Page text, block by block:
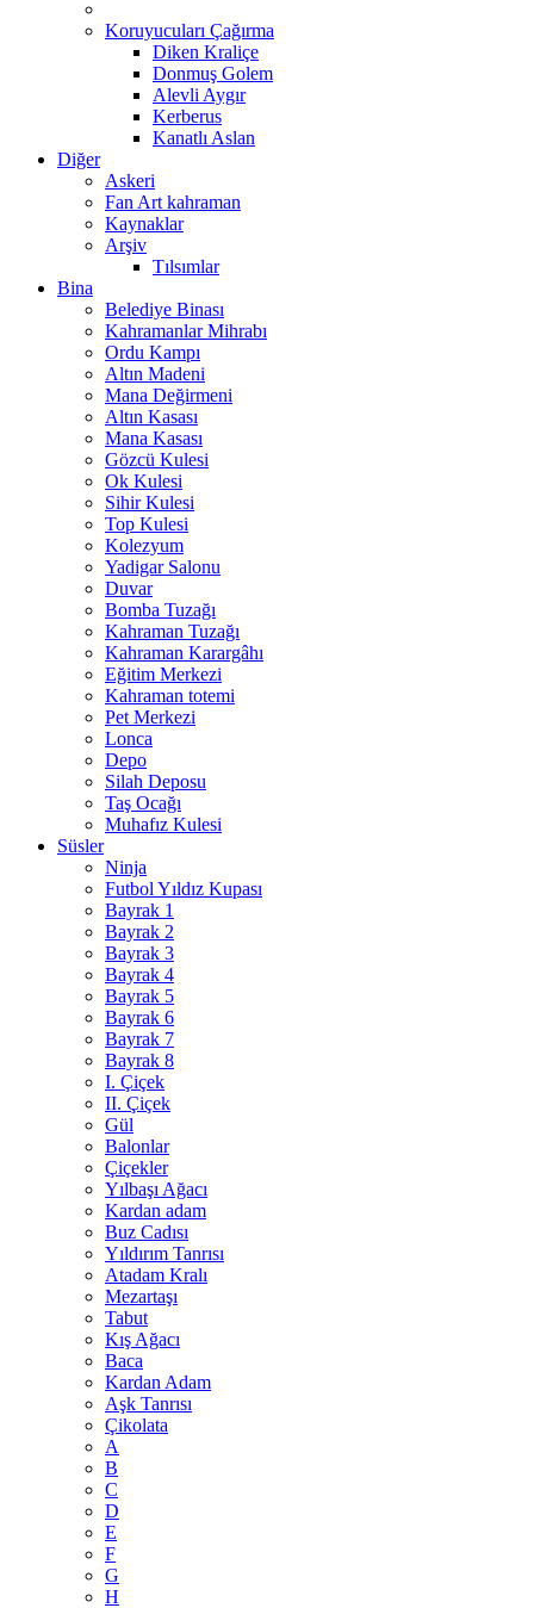
Koruyucuları Çağırma
Diken Kraliçe
Donmuş Golem
Alevli Aygır
Kerberus
Kanatlı Aslan
Diğer
Askeri
Fan Art kahraman
Kaynaklar
Arşiv
Tılsımlar
Bina
Belediye Binası
Kahramanlar Mihrabı
Ordu Kampı
Altın Madeni
Mana Değirmeni
Altın Kasası
Mana Kasası
Gözcü Kulesi
Ok Kulesi
Sihir Kulesi
Top Kulesi
Kolezyum
Yadigar Salonu
Duvar
Bomba Tuzağı
Kahraman Tuzağı
Kahraman Karargâhı
Eğitim Merkezi
Kahraman totemi
Pet Merkezi
Lonca
Depo
Silah Deposu
Taş Ocağı
Muhafız Kulesi
Süsler
Ninja
Futbol Yıldız Kupası
Bayrak 1
Bayrak 2
Bayrak 3
Bayrak 4
Bayrak 5
Bayrak 6
Bayrak 7
Bayrak 8
I. Çiçek
II. Çiçek
Gül
Balonlar
Çiçekler
Yılbaşı Ağacı
Kardan adam
Buz Cadısı
Yıldırım Tanrısı
Atadam Kralı
Mezartaşı
Tabut
Kış Ağacı
Baca
Kardan Adam
Aşk Tanrısı
Çikolata
A
B
C
D
E
F
G
H